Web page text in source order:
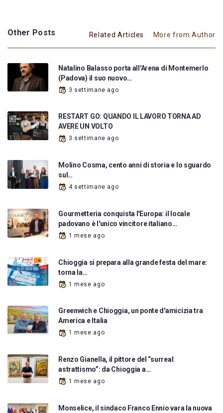
Other Posts Related Articles More from Author
Natalino Balasso porta all'Arena di Montemerlo
(Padova) il suo nuovo…
3 settimane ago
RESTART GO: QUANDO IL LAVORO TORNA AD
AVERE UN VOLTO
3 settimane ago
Molino Cosma, cento anni di storia e lo sguardo
sul…
4 settimane ago
Gourmetteria conquista l'Europa: il locale
padovano è l'unico vincitore italiano…
1 mese ago
Chioggia si prepara alla grande festa del mare:
torna la…
1 mese ago
Greenwich e Chioggia, un ponte d'amicizia tra
America e Italia
1 mese ago
Renzo Gianella, il pittore del “surreal
astrattismo”: da Chioggia a…
1 mese ago
Monselice, il sindaco Franco Ennio vara la nuova